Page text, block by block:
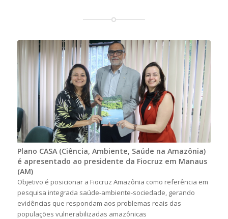
Plano CASA (Ciência, Ambiente, Saúde na Amazônia)
é apresentado ao presidente da Fiocruz em Manaus
(AM)
Objetivo é posicionar a Fiocruz Amazônia como referência em
pesquisa integrada saúde-ambiente-sociedade, gerando
evidências que respondam aos problemas reais das
populações vulnerabilizadas amazônicas